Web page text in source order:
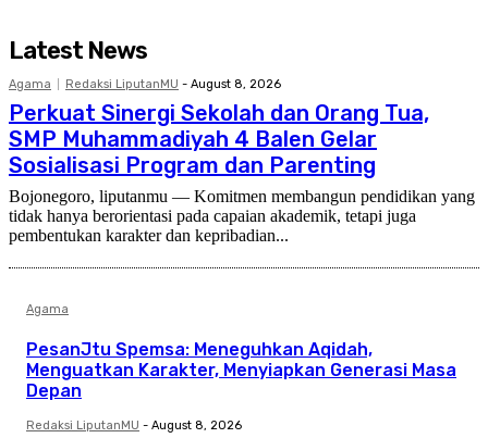
Latest News
Agama Redaksi LiputanMU - August 8, 2026
Perkuat Sinergi Sekolah dan Orang Tua,
SMP Muhammadiyah 4 Balen Gelar
Sosialisasi Program dan Parenting
Bojonegoro, liputanmu — Komitmen membangun pendidikan yang
tidak hanya berorientasi pada capaian akademik, tetapi juga
pembentukan karakter dan kepribadian...
Agama
PesanJtu Spemsa: Meneguhkan Aqidah,
Menguatkan Karakter, Menyiapkan Generasi Masa
Depan
Redaksi LiputanMU - August 8, 2026